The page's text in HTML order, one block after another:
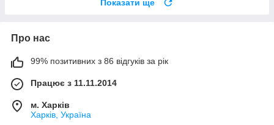
Показати ще
Про нас
99% позитивних з 86 відгуків за рік
Працює з 11.11.2014
м. Харків
Харків, Україна